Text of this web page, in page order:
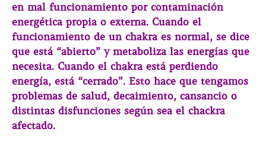
en mal funcionamiento por contaminación
energética propia o externa. Cuando el
funcionamiento de un chakra es normal, se dice
que está “abierto” y metaboliza las energías que
necesita. Cuando el chakra está perdiendo
energía, está “cerrado”. Esto hace que tengamos
problemas de salud, decaimiento, cansancio o
distintas disfunciones según sea el chackra
afectado.